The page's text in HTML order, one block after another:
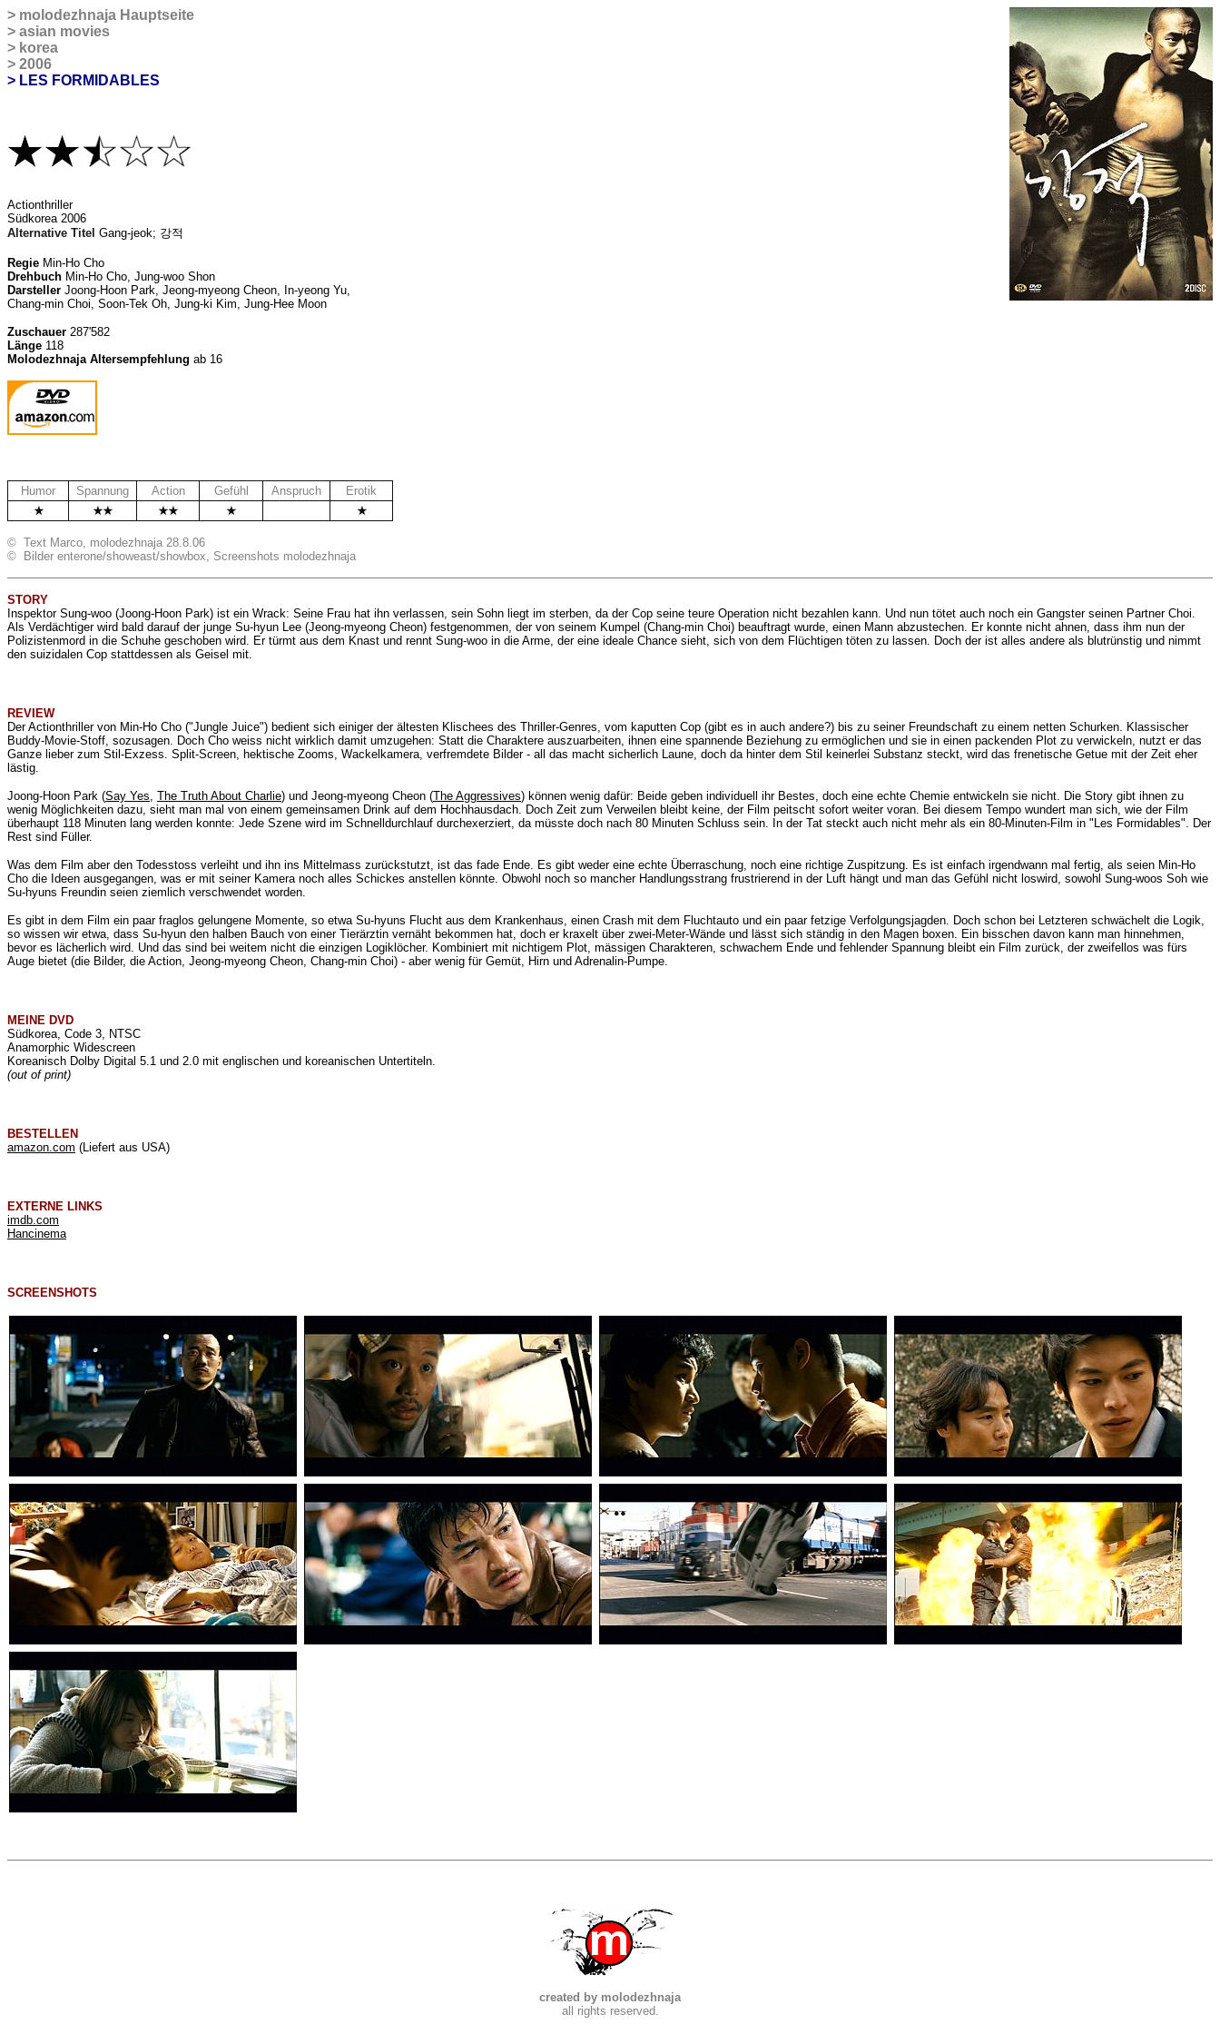
> molodezhnaja Hauptseite
> asian movies
> korea
> 2006
> LES FORMIDABLES
Actionthriller
Südkorea 2006
Alternative Titel Gang-jeok; 강적
Regie Min-Ho Cho
Drehbuch Min-Ho Cho, Jung-woo Shon
Darsteller Joong-Hoon Park, Jeong-myeong Cheon, In-yeong Yu,
Chang-min Choi, Soon-Tek Oh, Jung-ki Kim, Jung-Hee Moon
Zuschauer 287'582
Länge 118
Molodezhnaja Altersempfehlung ab 16
Humor Spannung Action Gefühl Anspruch
Erotik
© Text Marco, molodezhnaja 28.8.06
© Bilder enterone/showeast/showbox, Screenshots molodezhnaja
STORY
Inspektor Sung-woo (Joong-Hoon Park) ist ein Wrack: Seine Frau hat ihn verlassen, sein Sohn liegt im sterben, da der Cop seine teure Operation nicht bezahlen kann. Und nun tötet auch noch ein Gangster seinen Partner Choi.
Als Verdächtiger wird bald darauf der junge Su-hyun Lee (Jeong-myeong Cheon) festgenommen, der von seinem Kumpel (Chang-min Choi) beauftragt wurde, einen Mann abzustechen. Er konnte nicht ahnen, dass ihm nun der
Polizistenmord in die Schuhe geschoben wird. Er türmt aus dem Knast und rennt Sung-woo in die Arme, der eine ideale Chance sieht, sich von dem Flüchtigen töten zu lassen. Doch der ist alles andere als blutrünstig und nimmt
den suizidalen Cop stattdessen als Geisel mit.
REVIEW
Der Actionthriller von Min-Ho Cho ("Jungle Juice") bedient sich einiger der ältesten Klischees des Thriller-Genres, vom kaputten Cop (gibt es in auch andere?) bis zu seiner Freundschaft zu einem netten Schurken. Klassischer
Buddy-Movie-Stoff, sozusagen. Doch Cho weiss nicht wirklich damit umzugehen: Statt die Charaktere auszuarbeiten, ihnen eine spannende Beziehung zu ermöglichen und sie in einen packenden Plot zu verwickeln, nutzt er das
Ganze lieber zum Stil-Exzess. Split-Screen, hektische Zooms, Wackelkamera, verfremdete Bilder - all das macht sicherlich Laune, doch da hinter dem Stil keinerlei Substanz steckt, wird das frenetische Getue mit der Zeit eher
lästig.
Joong-Hoon Park (Say Yes, The Truth About Charlie) und Jeong-myeong Cheon (The Aggressives) können wenig dafür: Beide geben individuell ihr Bestes, doch eine echte Chemie entwickeln sie nicht. Die Story gibt ihnen zu
wenig Möglichkeiten dazu, sieht man mal von einem gemeinsamen Drink auf dem Hochhausdach. Doch Zeit zum Verweilen bleibt keine, der Film peitscht sofort weiter voran. Bei diesem Tempo wundert man sich, wie der Film
überhaupt 118 Minuten lang werden konnte: Jede Szene wird im Schnelldurchlauf durchexerziert, da müsste doch nach 80 Minuten Schluss sein. In der Tat steckt auch nicht mehr als ein 80-Minuten-Film in "Les Formidables". Der
Rest sind Füller.
Was dem Film aber den Todesstoss verleiht und ihn ins Mittelmass zurückstutzt, ist das fade Ende. Es gibt weder eine echte Überraschung, noch eine richtige Zuspitzung. Es ist einfach irgendwann mal fertig, als seien Min-Ho
Cho die Ideen ausgegangen, was er mit seiner Kamera noch alles Schickes anstellen könnte. Obwohl noch so mancher Handlungsstrang frustrierend in der Luft hängt und man das Gefühl nicht loswird, sowohl Sung-woos Soh wie
Su-hyuns Freundin seien ziemlich verschwendet worden.
Es gibt in dem Film ein paar fraglos gelungene Momente, so etwa Su-hyuns Flucht aus dem Krankenhaus, einen Crash mit dem Fluchtauto und ein paar fetzige Verfolgungsjagden. Doch schon bei Letzteren schwächelt die Logik,
so wissen wir etwa, dass Su-hyun den halben Bauch von einer Tierärztin vernäht bekommen hat, doch er kraxelt über zwei-Meter-Wände und lässt sich ständig in den Magen boxen. Ein bisschen davon kann man hinnehmen,
bevor es lächerlich wird. Und das sind bei weitem nicht die einzigen Logiklöcher. Kombiniert mit nichtigem Plot, mässigen Charakteren, schwachem Ende und fehlender Spannung bleibt ein Film zurück, der zweifellos was fürs
Auge bietet (die Bilder, die Action, Jeong-myeong Cheon, Chang-min Choi) - aber wenig für Gemüt, Hirn und Adrenalin-Pumpe.
MEINE DVD
Südkorea, Code 3, NTSC
Anamorphic Widescreen
Koreanisch Dolby Digital 5.1 und 2.0 mit englischen und koreanischen Untertiteln.
(out of print)
BESTELLEN
amazon.com (Liefert aus USA)
EXTERNE LINKS
imdb.com
Hancinema
SCREENSHOTS
created by molodezhnaja
all rights reserved.